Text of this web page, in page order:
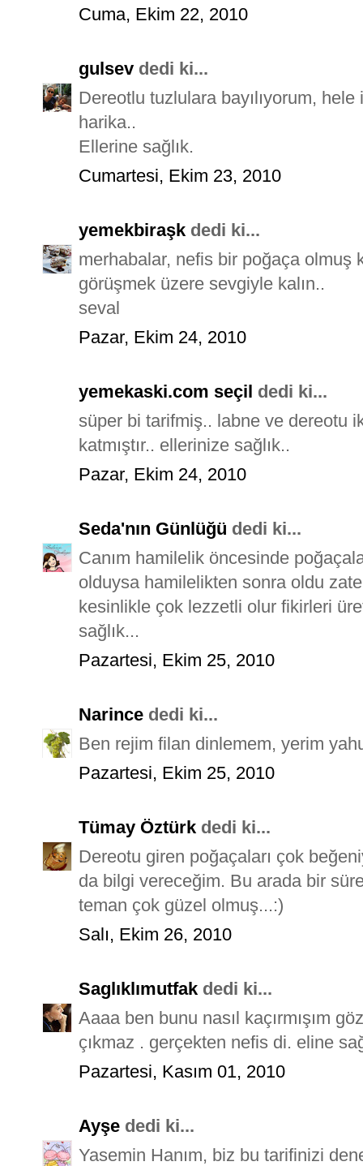
Cuma, Ekim 22, 2010
gulsev dedi ki...
Dereotlu tuzlulara bayılıyorum,
harika..
Ellerine sağlık.
Cumartesi, Ekim 23, 2010
yemekbiraşk dedi ki...
merhabalar, nefis bir poğaça olmuş
görüşmek üzere sevgiyle kalın..
seval
Pazar, Ekim 24, 2010
yemekaski.com seçil dedi ki...
süper bi tarifmiş.. labne ve dereotu
katmıştır.. ellerinize sağlık..
Pazar, Ekim 24, 2010
Seda'nın Günlüğü dedi ki...
Canım hamilelik öncesinde
olduysa hamilelikten sonra oldu
kesinlikle çok lezzetli olur fikirleri
sağlık...
Pazartesi, Ekim 25, 2010
Narince dedi ki...
Ben rejim filan dinlemem, yerim
Pazartesi, Ekim 25, 2010
Tümay Öztürk dedi ki...
Dereotu giren poğaçaları çok
da bilgi vereceğim. Bu arada bir
teman çok güzel olmuş...:)
Salı, Ekim 26, 2010
Saglıklımutfak dedi ki...
Aaaa ben bunu nasıl kaçırmışım
çıkmaz . gerçekten nefis di. eline
Pazartesi, Kasım 01, 2010
Ayşe dedi ki...
Yasemin Hanım, biz bu tarifinizi